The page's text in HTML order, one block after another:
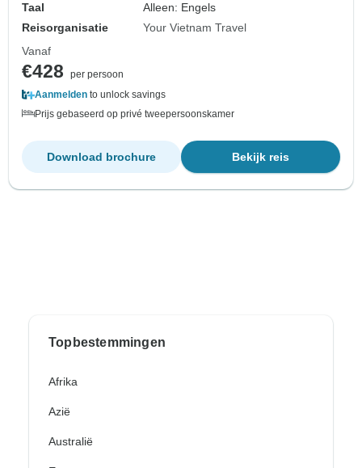
Taal
Alleen: Engels
Reisorganisatie
Your Vietnam Travel
Vanaf
€428
per persoon
Aanmelden to unlock savings
Prijs gebaseerd op privé tweepersoonskamer
Bekijk reis
Download brochure
Topbestemmingen
Afrika
Azië
Australië